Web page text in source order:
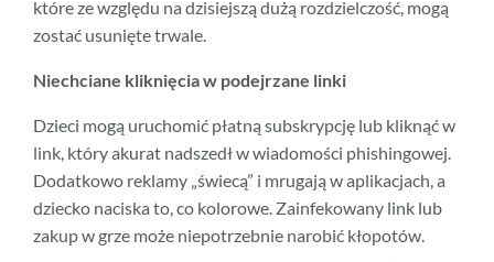
które ze względu na dzisiejszą dużą rozdzielczość, mogą
zostać usunięte trwale.
Niechciane kliknięcia w podejrzane linki
Dzieci mogą uruchomić płatną subskrypcję lub kliknąć w
link, który akurat nadszedł w wiadomości phishingowej.
Dodatkowo reklamy „świecą” i mrugają w aplikacjach, a
dziecko naciska to, co kolorowe. Zainfekowany link lub
zakup w grze może niepotrzebnie narobić kłopotów.